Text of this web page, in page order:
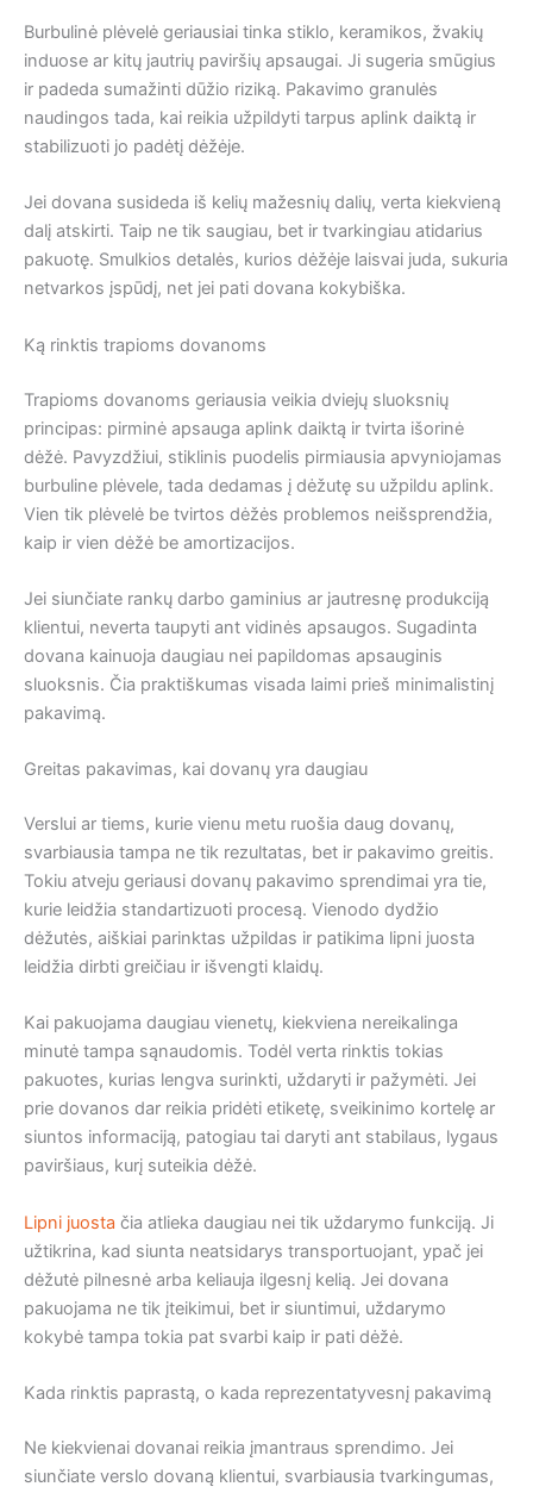
Burbulinė plėvelė geriausiai tinka stiklo, keramikos, žvakių
induose ar kitų jautrių paviršių apsaugai. Ji sugeria smūgius
ir padeda sumažinti dūžio riziką. Pakavimo granulės
naudingos tada, kai reikia užpildyti tarpus aplink daiktą ir
stabilizuoti jo padėtį dėžėje.
Jei dovana susideda iš kelių mažesnių dalių, verta kiekvieną
dalį atskirti. Taip ne tik saugiau, bet ir tvarkingiau atidarius
pakuotę. Smulkios detalės, kurios dėžėje laisvai juda, sukuria
netvarkos įspūdį, net jei pati dovana kokybiška.
Ką rinktis trapioms dovanoms
Trapioms dovanoms geriausia veikia dviejų sluoksnių
principas: pirminė apsauga aplink daiktą ir tvirta išorinė
dėžė. Pavyzdžiui, stiklinis puodelis pirmiausia apvyniojamas
burbuline plėvele, tada dedamas į dėžutę su užpildu aplink.
Vien tik plėvelė be tvirtos dėžės problemos neišsprendžia,
kaip ir vien dėžė be amortizacijos.
Jei siunčiate rankų darbo gaminius ar jautresnę produkciją
klientui, neverta taupyti ant vidinės apsaugos. Sugadinta
dovana kainuoja daugiau nei papildomas apsauginis
sluoksnis. Čia praktiškumas visada laimi prieš minimalistinį
pakavimą.
Greitas pakavimas, kai dovanų yra daugiau
Verslui ar tiems, kurie vienu metu ruošia daug dovanų,
svarbiausia tampa ne tik rezultatas, bet ir pakavimo greitis.
Tokiu atveju geriausi dovanų pakavimo sprendimai yra tie,
kurie leidžia standartizuoti procesą. Vienodo dydžio
dėžutės, aiškiai parinktas užpildas ir patikima lipni juosta
leidžia dirbti greičiau ir išvengti klaidų.
Kai pakuojama daugiau vienetų, kiekviena nereikalinga
minutė tampa sąnaudomis. Todėl verta rinktis tokias
pakuotes, kurias lengva surinkti, uždaryti ir pažymėti. Jei
prie dovanos dar reikia pridėti etiketę, sveikinimo kortelę ar
siuntos informaciją, patogiau tai daryti ant stabilaus, lygaus
paviršiaus, kurį suteikia dėžė.
Lipni juosta čia atlieka daugiau nei tik uždarymo funkciją. Ji
užtikrina, kad siunta neatsidarys transportuojant, ypač jei
dėžutė pilnesnė arba keliauja ilgesnį kelią. Jei dovana
pakuojama ne tik įteikimui, bet ir siuntimui, uždarymo
kokybė tampa tokia pat svarbi kaip ir pati dėžė.
Kada rinktis paprastą, o kada reprezentatyvesnį pakavimą
Ne kiekvienai dovanai reikia įmantraus sprendimo. Jei
siunčiate verslo dovaną klientui, svarbiausia tvarkingumas,